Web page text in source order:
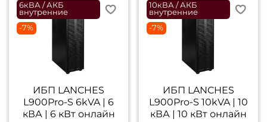
6кВА / АКБ
внутренние
-7%
ИБП LANCHES
L900Pro-S 6kVA | 6
кВА | 6 кВт онлайн
10кВА / АКБ
внутренние
-7%
ИБП LANCHES
L900Pro-S 10kVA | 10
кВА | 10 кВт онлайн